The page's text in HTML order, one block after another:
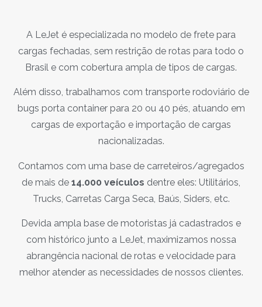
A LeJet é especializada no modelo de frete para
cargas fechadas, sem restrição de rotas para todo o
Brasil e com cobertura ampla de tipos de cargas.
Além disso, trabalhamos com transporte rodoviário de
bugs porta container para 20 ou 40 pés, atuando em
cargas de exportação e importação de cargas
nacionalizadas.
Contamos com uma base de carreteiros/agregados
de mais de 14.000 veículos dentre eles: Utilitários,
Trucks, Carretas Carga Seca, Baús, Siders, etc.
Devida ampla base de motoristas já cadastrados e
com histórico junto a LeJet, maximizamos nossa
abrangência nacional de rotas e velocidade para
melhor atender as necessidades de nossos clientes.